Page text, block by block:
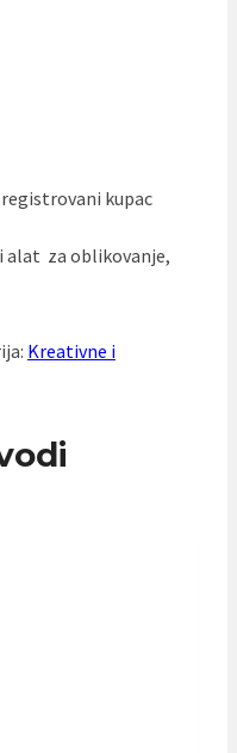
kupac
alat za oblikovanje,
Kreativne i